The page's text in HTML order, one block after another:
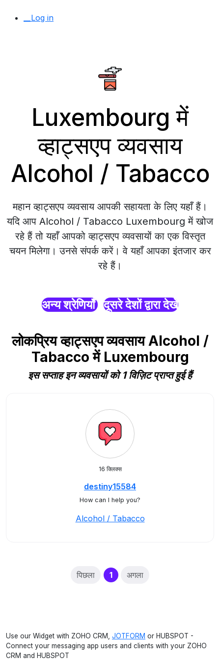
__Log in
Luxembourg में
व्हाट्सएप व्यवसाय
Alcohol / Tabacco
महान व्हाट्सएप व्यवसाय आपकी सहायता के लिए यहाँ हैं।
यदि आप Alcohol / Tabacco Luxembourg में खोज
रहे हैं तो यहाँ आपको व्हाट्सएप व्यवसायों का एक विस्तृत
चयन मिलेगा। उनसे संपर्क करें। वे यहाँ आपका इंतजार कर
रहे हैं।
अन्य श्रेणियाँ दूसरे देशों द्वारा देखें
लोकप्रिय व्हाट्सएप व्यवसाय Alcohol /
Tabacco में Luxembourg
इस सप्ताह इन व्यवसायों को 1 विज़िट प्राप्त हुई हैं
16 क्लिक्स
destiny15584
How can I help you?
Alcohol / Tabacco
पिछला 1(current)
अगला
Use our Widget with ZOHO CRM, JOTFORM or HUBSPOT -
Connect your messaging app users and clients with your ZOHO
CRM and HUBSPOT